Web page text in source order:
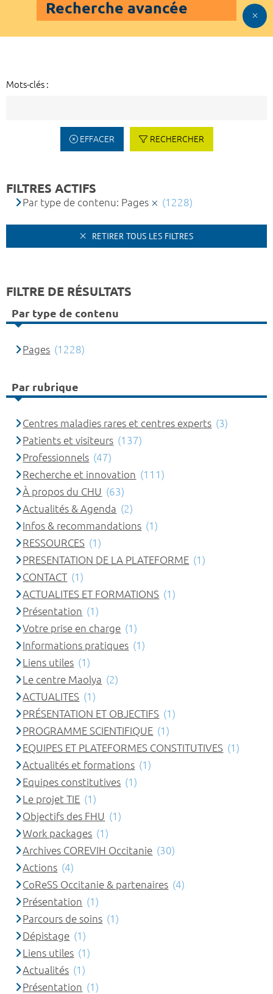
Recherche avancée
Mots-clés :
EFFACER RECHERCHER
FILTRES ACTIFS
Par type de contenu: Pages (1228)
RETIRER TOUS LES FILTRES
FILTRE DE RÉSULTATS
Par type de contenu
Pages (1228)
Par rubrique
Centres maladies rares et centres experts (3)
Patients et visiteurs (137)
Professionnels (47)
Recherche et innovation (111)
À propos du CHU (63)
Actualités & Agenda (2)
Infos & recommandations (1)
RESSOURCES (1)
PRESENTATION DE LA PLATEFORME (1)
CONTACT (1)
ACTUALITES ET FORMATIONS (1)
Présentation (1)
Votre prise en charge (1)
Informations pratiques (1)
Liens utiles (1)
Le centre Maolya (2)
ACTUALITES (1)
PRÉSENTATION ET OBJECTIFS (1)
PROGRAMME SCIENTIFIQUE (1)
EQUIPES ET PLATEFORMES CONSTITUTIVES (1)
Actualités et formations (1)
Equipes constitutives (1)
Le projet TIE (1)
Objectifs des FHU (1)
Work packages (1)
Archives COREVIH Occitanie (30)
Actions (4)
CoReSS Occitanie & partenaires (4)
Présentation (1)
Parcours de soins (1)
Dépistage (1)
Liens utiles (1)
Actualités (1)
Présentation (1)